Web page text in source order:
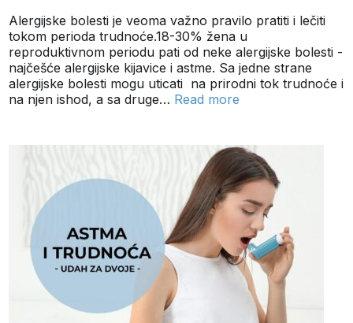
Alergijske bolesti je veoma važno pravilo pratiti i lečiti
tokom perioda trudnoće.18-30% žena u
reproduktivnom periodu pati od neke alergijske bolesti -
najčešće alergijske kijavice i astme. Sa jedne strane
alergijske bolesti mogu uticati na prirodni tok trudnoće i
na njen ishod, a sa druge… Read more